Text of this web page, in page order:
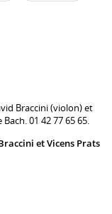
Braccini(violon) et
01 42 77 65 65.
et Vicens Prats